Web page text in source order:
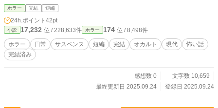
ホラー 完結 短編
24h.ポイント 42pt
小説 17,232 位 / 228,633件 ホラー 174 位 / 8,498件
ホラー 日常 サスペンス 短編 完結 オカルト 現代
怖い話
完結済み
感想数 0
文字数 10,659
最終更新日 2025.09.24
登録日 2025.09.24